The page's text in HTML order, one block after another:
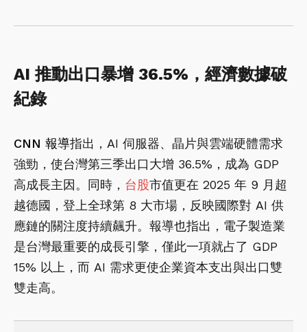
AI 推動出口暴增 36.5%，經濟數據破
紀錄
CNN 報導指出，AI 伺服器、晶片與雲端硬體需求
強勁，使台灣第三季出口大增 36.5%，成為 GDP
高成長主因。同時， 台股市值更在 2025 年 9 月超
越德國，登上全球第 8 大市場，反映國際對 AI 供
應鏈的關注度持續飆升。報導也指出，電子製造業
是台灣最重要的成長引擎，僅此一項就占了 GDP
15% 以上，而 AI 需求更使企業資本支出與出口雙
雙走高。